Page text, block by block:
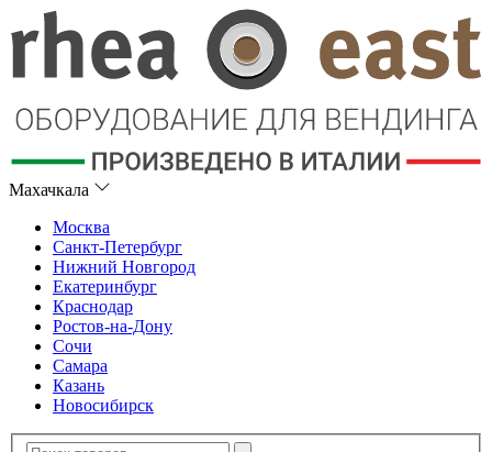
Махачкала
Москва
Санкт-Петербург
Нижний Новгород
Екатеринбург
Краснодар
Ростов-на-Дону
Сочи
Самара
Казань
Новосибирск